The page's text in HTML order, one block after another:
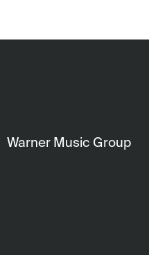
Warner Music Group